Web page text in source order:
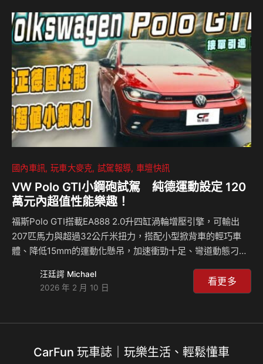
歡，請慢用 !! 相關新聞：
國內車訊 玩車大麥克 試駕報導 車壇快訊
VW Polo GTI小鋼砲試駕 純德運動設定 120
萬元內超值性能樂趣！
福斯Polo GTI搭載EA888 2.0升四缸渦輪增壓引擎，可輸出
207匹馬力與超過32公斤米扭力，搭配小型掀背車的輕巧車
體、降低15mm的運動化懸吊，加速衝勁十足、彎道動態刁鑽
是它的價格壓在120萬元內(含貨物稅減免)，堪稱市場最超值
的性能小鋼砲！ 相關新聞：
汪廷諤 Michael
2026 年 2 月 10 日
看更多
CarFun 玩車誌｜玩樂生活、輕鬆懂車